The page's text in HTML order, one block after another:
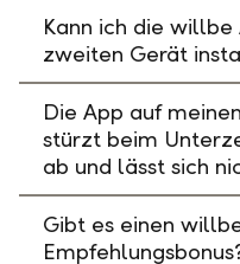
Kann ich die
zweiten Gerät
Die App auf
stürzt beim
ab und lässt sich
Gibt es einen